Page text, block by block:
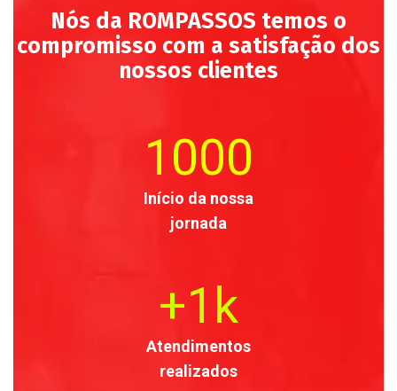
Nós da ROMPASSOS temos o
compromisso com a satisfação dos
nossos clientes
1000
Início da nossa
jornada
+1 k
Atendimentos
realizados